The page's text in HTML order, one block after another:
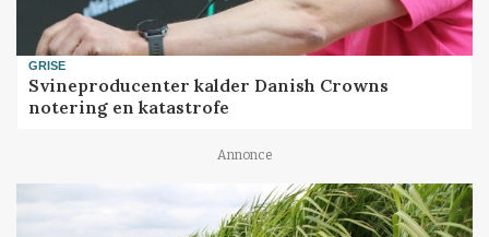
GRISE
Svineproducenter kalder Danish Crowns
notering en katastrofe
Annonce